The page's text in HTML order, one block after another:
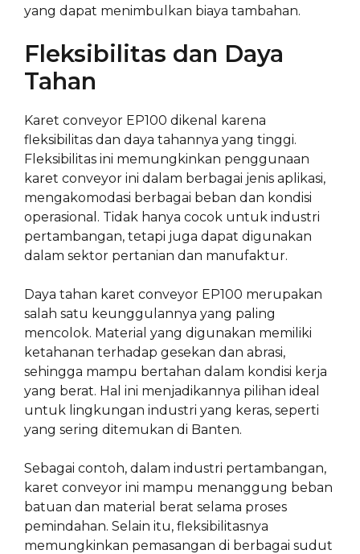
yang dapat menimbulkan biaya tambahan.
Fleksibilitas dan Daya
Tahan
Karet conveyor EP100 dikenal karena
fleksibilitas dan daya tahannya yang tinggi.
Fleksibilitas ini memungkinkan penggunaan
karet conveyor ini dalam berbagai jenis aplikasi,
mengakomodasi berbagai beban dan kondisi
operasional. Tidak hanya cocok untuk industri
pertambangan, tetapi juga dapat digunakan
dalam sektor pertanian dan manufaktur.
Daya tahan karet conveyor EP100 merupakan
salah satu keunggulannya yang paling
mencolok. Material yang digunakan memiliki
ketahanan terhadap gesekan dan abrasi,
sehingga mampu bertahan dalam kondisi kerja
yang berat. Hal ini menjadikannya pilihan ideal
untuk lingkungan industri yang keras, seperti
yang sering ditemukan di Banten.
Sebagai contoh, dalam industri pertambangan,
karet conveyor ini mampu menanggung beban
batuan dan material berat selama proses
pemindahan. Selain itu, fleksibilitasnya
memungkinkan pemasangan di berbagai sudut